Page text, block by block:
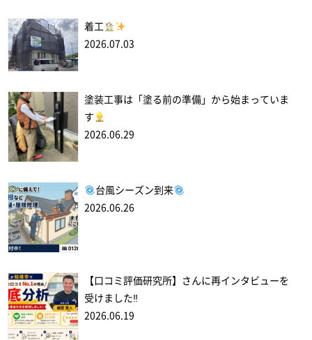
着工
2026.07.03
塗装工事は「塗る前の準備」から始まっていま
す
2026.06.29
台風シーズン到来
2026.06.26
【口コミ評価研究所】さんに再インタビューを
受けました‼
2026.06.19